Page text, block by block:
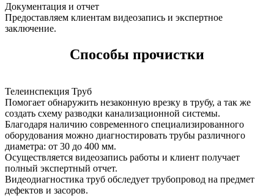
Документация и отчет
Предоставляем клиентам видеозапись и экспертное
заключение.
Способы прочистки
Телеинспекция Труб
Помогает обнаружить незаконную врезку в трубу, а так же
создать схему разводки канализационной системы.
Благодаря наличию современного специализированного
оборудования можно диагностировать трубы различного
диаметра: от 30 до 400 мм.
Осуществляется видеозапись работы и клиент получает
полный экспертный отчет.
Видеодиагностика труб обследует трубопровод на предмет
дефектов и засоров.